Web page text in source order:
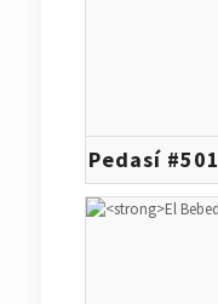
Pedasí #501